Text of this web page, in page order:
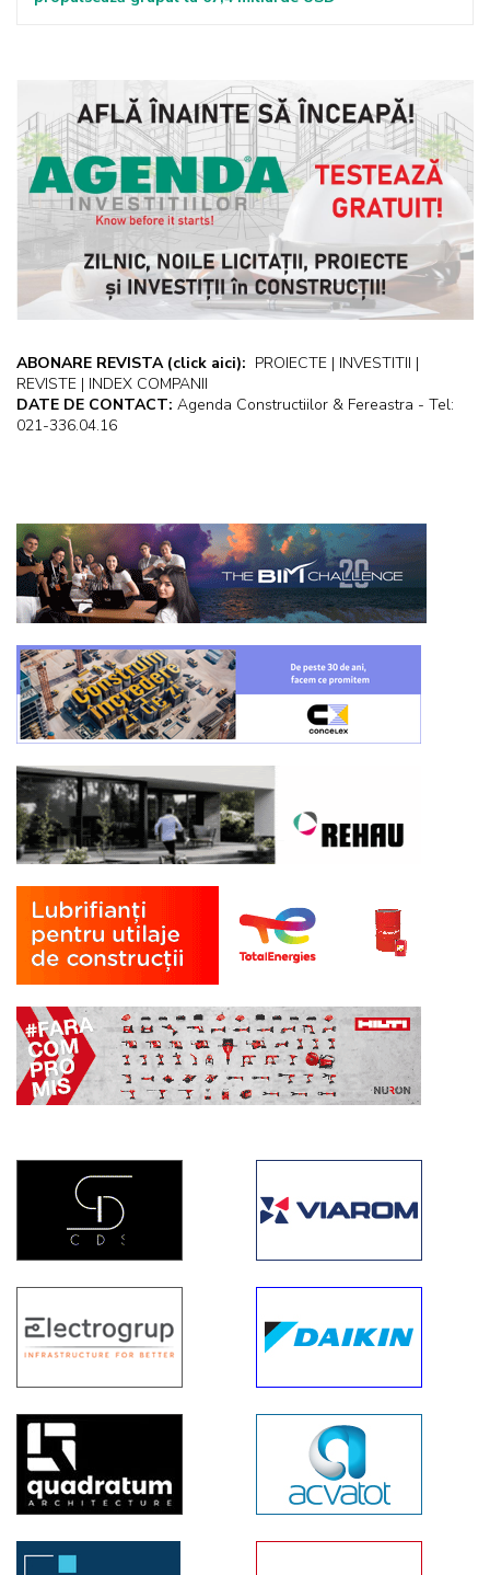
ABONARE REVISTA (click aici): PROIECTE | INVESTITII |
REVISTE | INDEX COMPANII
DATE DE CONTACT: Agenda Constructiilor & Fereastra - Tel:
021-336.04.16